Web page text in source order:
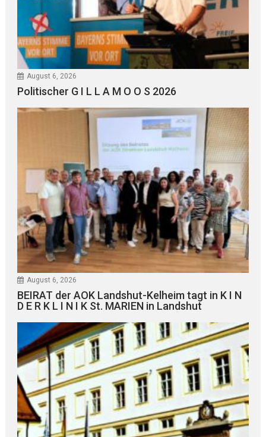
August 6, 2026
Politischer G I L L A M O O S 2026
August 6, 2026
BEIRAT der AOK Landshut-Kelheim tagt in K I N
D E R K L I N I K St. MARIEN in Landshut